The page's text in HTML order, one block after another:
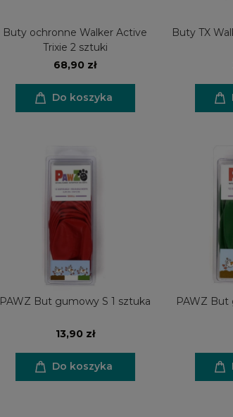
Buty ochronne Walker Active
Trixie 2 sztuki
68,90 zł
Do koszyka
Buty TX
PAWZ But gumowy S 1 sztuka
13,90 zł
Do koszyka
PAWZ But